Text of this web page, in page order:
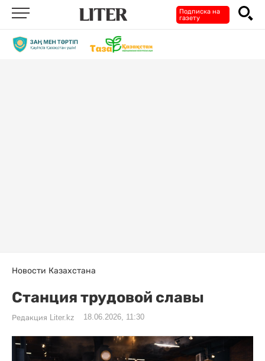
Подписка на
газету
Новости Казахстана
Станция трудовой славы
Редакция Liter.kz 18.06.2026, 11:30